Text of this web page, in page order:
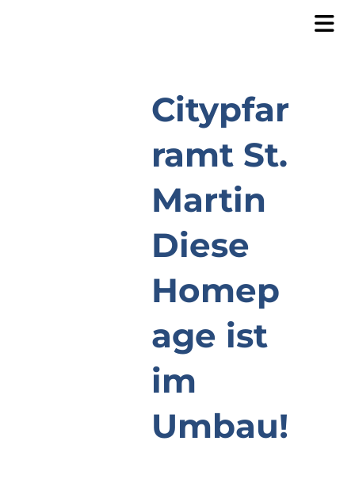
Citypfar
ramt St.
Martin
Diese
Homep
age ist
im
Umbau!